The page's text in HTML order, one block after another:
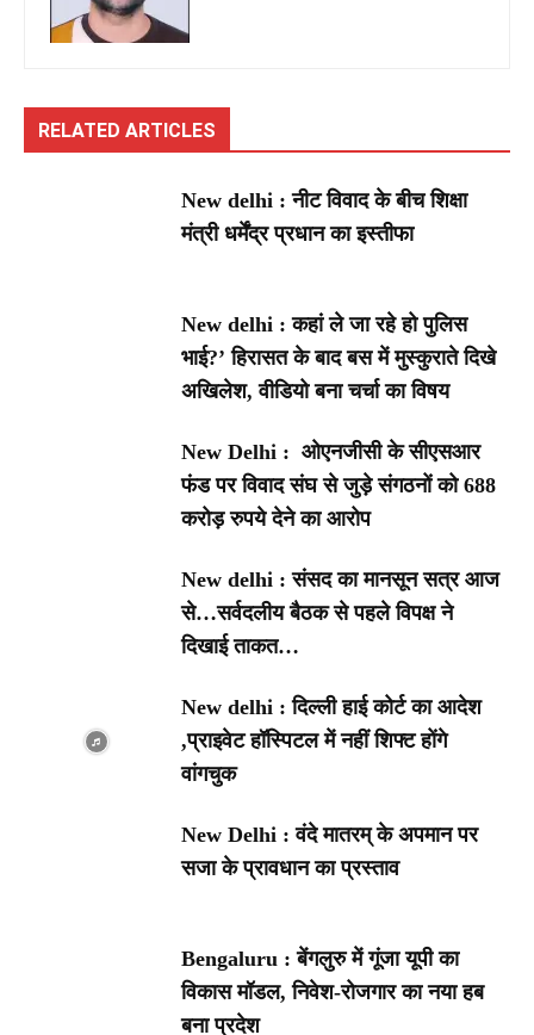
RELATED ARTICLES
New delhi : नीट विवाद के बीच शिक्षा
मंत्री धर्मेंद्र प्रधान का इस्तीफा
New delhi : कहां ले जा रहे हो पुलिस
भाई?’ हिरासत के बाद बस में मुस्कुराते दिखे
अखिलेश, वीडियो बना चर्चा का विषय
New Delhi : ओएनजीसी के सीएसआर
फंड पर विवाद संघ से जुड़े संगठनों को 688
करोड़ रुपये देने का आरोप
New delhi : संसद का मानसून सत्र आज
से…सर्वदलीय बैठक से पहले विपक्ष ने
दिखाई ताकत…
New delhi : दिल्ली हाई कोर्ट का आदेश
,प्राइवेट हॉस्पिटल में नहीं शिफ्ट होंगे
वांगचुक
New Delhi : वंदे मातरम् के अपमान पर
सजा के प्रावधान का प्रस्ताव
Bengaluru : बेंगलुरु में गूंजा यूपी का
विकास मॉडल, निवेश-रोजगार का नया हब
बना प्रदेश